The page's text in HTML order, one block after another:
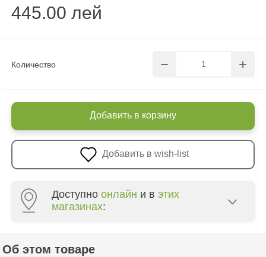
Количество
445.00 лей
Добавить в корзину
Добавить в wish-list
Доступно онлайн и в этих
магазинах:
Об этом товаре